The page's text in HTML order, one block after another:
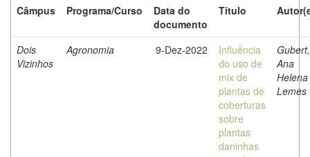
Câmpus
Programa/Curso
Data do
documento
Título
Dois
Vizinhos
Agronomia 9-Dez-2022
Influência
do uso de
mix de
plantas de
coberturas
sobre
plantas
daninhas
Gubert,
Ana
Helena
Lemes